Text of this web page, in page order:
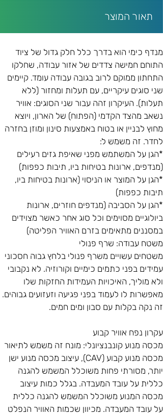
תאור המוצר
מנדף כימי הוא בדרך כלל חלק גדול של ציוד
התוחם חמישה צדדים של אזור עבודה, שחלקו
התחתון ממוקם לרוב בגובה עבודה עומד. קיימים
שני סוגים עיקריים, עם תעלות ומחזור (ללא
תעלות). העיקרון זהה עבור שני הסוגים: אוויר
נשאב מהצד הקדמי (הפתוח) של הארון, ויוצא
מחוץ לבניין או בטוח באמצעות סינון ומוזן בחזרה
לחדר. זה משמש ל:
*הגן על המשתמש מפני שאיפת גזים רעילים
(מנדפים, ארונות בטיחות ביו, תיבות כפפות)
*הגן על המוצר או הניסוי (ארונות בטיחות ביו,
תיבות כפפות)
*הגן על הסביבה (מנדפים חוזרים, ארונות
ביולוגיים מסוימים וכל סוג אחר כאשר מצוידים
במסננים מתאימים בזרם האוויר הפליטה)
משטח עבודה: שרף פנולי
משטחים עשויים משרף פנולי בלחץ גבוה חסכוני
עמידים בפני כתמים כימיים וקורוזיה. לא נקבובי
ולא מוליך, האיכויות העמידות החזקות שלו
מאפשרות לו לעמוד בפני פגיעה וזעזועים גבוהים.
זה נקה בקלות עם סבון ומים חמים.
עקרון נפח אוויר קבוע
מכסה מנוע קונבנציונלי: מונח זה משמש לתיאור
מכסה מנוע קבוע (CAV), עיצוב מכסה מנוע ישן
יותר, מסורתי פחות משוכלל המשמש להגנה
כללית על עובד המעבדה. בגלל כמות עיצוב
מכסה המנוע משוכלל המשמש להגנה כללית
על עובד המעבדה. מכיוון שכמות האוויר הנפלט